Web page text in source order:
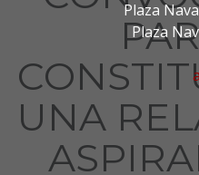
Plaza
Plaza
UNA